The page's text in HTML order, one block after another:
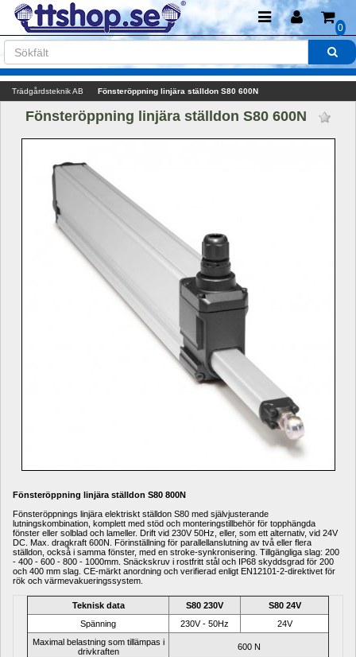
0
Trädgårdsteknik AB Fönsteröppning linjära ställdon S80 600N
Fönsteröppning linjära ställdon S80 600N
Fönsteröppning linjära ställdon S80 800N
Fönsteröppnings linjära elektriskt ställdon S80 med självjusterande
lutningskombination, komplett med stöd och monteringstillbehör för topphängda
fönster eller solblad och lameller. Drift vid 230V 50Hz, eller, som ett alternativ, vid 24V
DC. Max dragkraft 600N.
Förinställning för parallellanslutning av två eller flera
ställdon, också i samma fönster, med en stroke-synkronisering. Tillgängliga slag: 200
- 400 - 600 - 800 - 1000mm. Snäckskruv i rostfritt stål och IP68 skyddsgrad för 200
och 400 mm slag. CE-märkt anordning och verifierad enligt EN12101-2-direktivet för
rök och värmevakueringssystem.
Teknisk data S80 230V
S80 24V
Spänning
230V - 50Hz
24V
Maximal belastning som tillämpas i
drivkraften
600 N